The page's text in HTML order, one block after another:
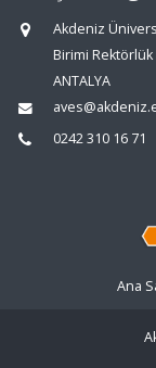
Akdeniz
Birimi Rektörlük
ANTALYA
0242 310 16 71
Ana